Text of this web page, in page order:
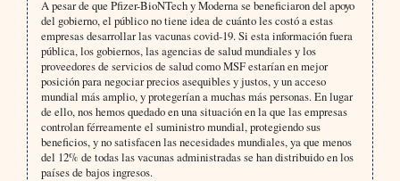
A pesar de que Pfizer-BioNTech y Moderna se beneficiaron del apoyo
del gobierno, el público no tiene idea de cuánto les costó a estas
empresas desarrollar las vacunas covid-19. Si esta información fuera
pública, los gobiernos, las agencias de salud mundiales y los
proveedores de servicios de salud como MSF estarían en mejor
posición para negociar precios asequibles y justos, y un acceso
mundial más amplio, y protegerían a muchas más personas. En lugar
de ello, nos hemos quedado en una situación en la que las empresas
controlan férreamente el suministro mundial, protegiendo sus
beneficios, y no satisfacen las necesidades mundiales, ya que menos
del 12% de todas las vacunas administradas se han distribuido en los
países de bajos ingresos.